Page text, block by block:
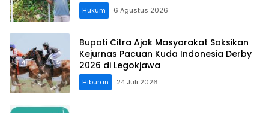
Hukum 6 Agustus 2026
Bupati Citra Ajak Masyarakat Saksikan
Kejurnas Pacuan Kuda Indonesia Derby
2026 di Legokjawa
Hiburan 24 Juli 2026